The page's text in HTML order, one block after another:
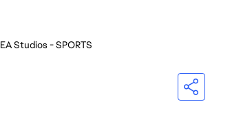
EA Studios - SPORTS